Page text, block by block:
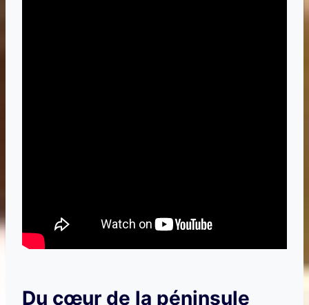
Du cœur de la péninsule